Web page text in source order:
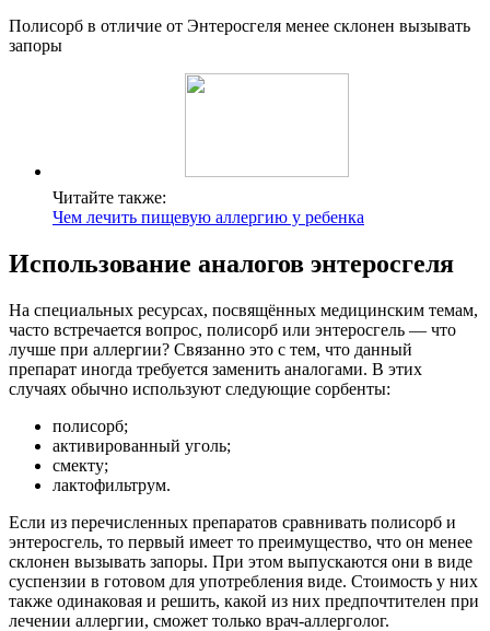
Полисорб в отличие от Энтеросгеля менее склонен вызывать
запоры
Читайте также:
Чем лечить пищевую аллергию у ребенка
Использование аналогов энтеросгеля
На специальных ресурсах, посвящённых медицинским темам,
часто встречается вопрос, полисорб или энтеросгель — что
лучше при аллергии? Связанно это с тем, что данный
препарат иногда требуется заменить аналогами. В этих
случаях обычно используют следующие сорбенты:
полисорб;
активированный уголь;
смекту;
лактофильтрум.
Если из перечисленных препаратов сравнивать полисорб и
энтеросгель, то первый имеет то преимущество, что он менее
склонен вызывать запоры. При этом выпускаются они в виде
суспензии в готовом для употребления виде. Стоимость у них
также одинаковая и решить, какой из них предпочтителен при
лечении аллергии, сможет только врач-аллерголог.